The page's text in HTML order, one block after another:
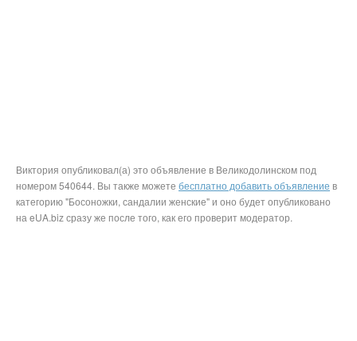
Виктория опубликовал(а) это объявление в Великодолинском под
номером 540644. Вы также можете бесплатно добавить объявление в
категорию "Босоножки, сандалии женские" и оно будет опубликовано
на eUA.biz сразу же после того, как его проверит модератор.